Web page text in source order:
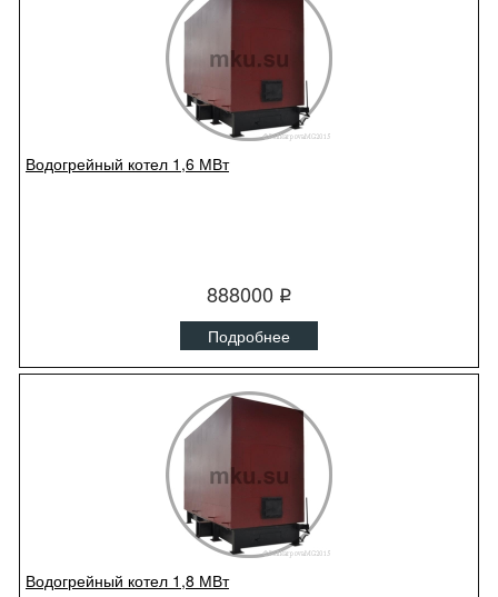
Водогрейный котел 1,6 МВт
888000 q
Подробнее
Водогрейный котел 1,8 МВт